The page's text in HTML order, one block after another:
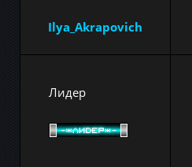
Ilya_Akrapovich
Лидер